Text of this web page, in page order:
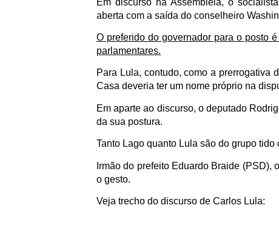
aberta com a saída do conselheiro
O preferido do governador para o posto
parlamentares.
Para Lula, contudo, como a prerrogativa
Casa deveria ter um nome próprio na
Em aparte ao discurso, o deputado
da sua postura.
Tanto Lago quanto Lula são do grupo
Irmão do prefeito Eduardo Braide
o gesto.
Veja trecho do discurso de Carlos Lula: